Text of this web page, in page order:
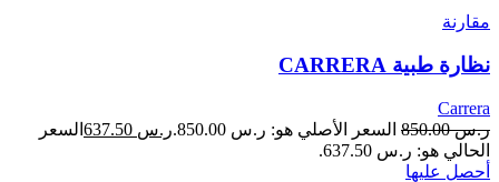
مقارنة
نظارة طبية CARRERA
Carrera
ر.س850.00 السعر الأصلي هو: ر.س 850.00. ر.س
السعر
الحالي هو: ر.س 637.50.
أحصل عليها